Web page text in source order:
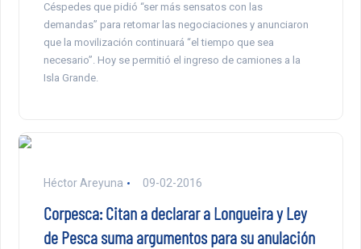
Céspedes que pidió “ser más sensatos con las
demandas” para retomar las negociaciones y anunciaron
que la movilización continuará “el tiempo que sea
necesario”. Hoy se permitió el ingreso de camiones a la
Isla Grande.
Héctor Areyuna 09-02-2016
Corpesca: Citan a declarar a Longueira y Ley
de Pesca suma argumentos para su anulación